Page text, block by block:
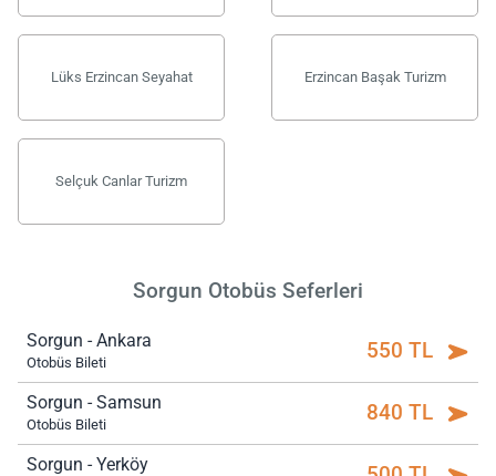
Lüks Erzincan Seyahat Erzincan Başak Turizm
Selçuk Canlar Turizm
Sorgun Otobüs Seferleri
Sorgun - Ankara
Otobüs Bileti 550 TL
Sorgun - Samsun
Otobüs Bileti 840 TL
Sorgun - Yerköy